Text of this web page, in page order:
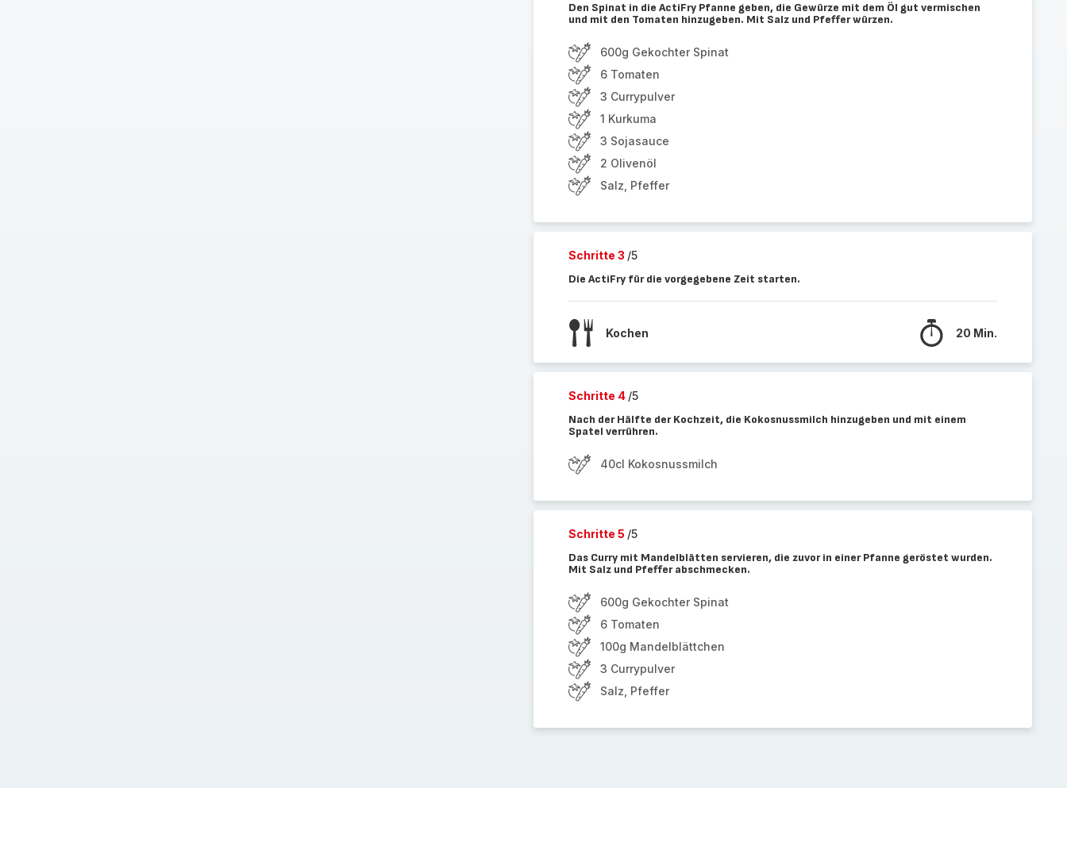
Den Spinat in die ActiFry Pfanne geben, die Gewürze mit dem Öl gut vermischen
und mit den Tomaten hinzugeben. Mit Salz und Pfeffer würzen.
600g Gekochter Spinat
6 Tomaten
3 Currypulver
1 Kurkuma
3 Sojasauce
2 Olivenöl
Salz, Pfeffer
Schritte 3 /5
Die ActiFry für die vorgegebene Zeit starten.
Kochen 20 Min.
Schritte 4 /5
Nach der Hälfte der Kochzeit, die Kokosnussmilch hinzugeben und mit einem
Spatel verrühren.
40cl Kokosnussmilch
Schritte 5 /5
Das Curry mit Mandelblätten servieren, die zuvor in einer Pfanne geröstet wurden.
Mit Salz und Pfeffer abschmecken.
600g Gekochter Spinat
6 Tomaten
100g Mandelblättchen
3 Currypulver
Salz, Pfeffer